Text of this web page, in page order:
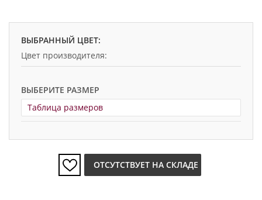
ВЫБРАННЫЙ ЦВЕТ:
Цвет производителя:
ВЫБЕРИТЕ РАЗМЕР
Таблица размеров
ОТСУТСТВУЕТ НА СКЛАДЕ